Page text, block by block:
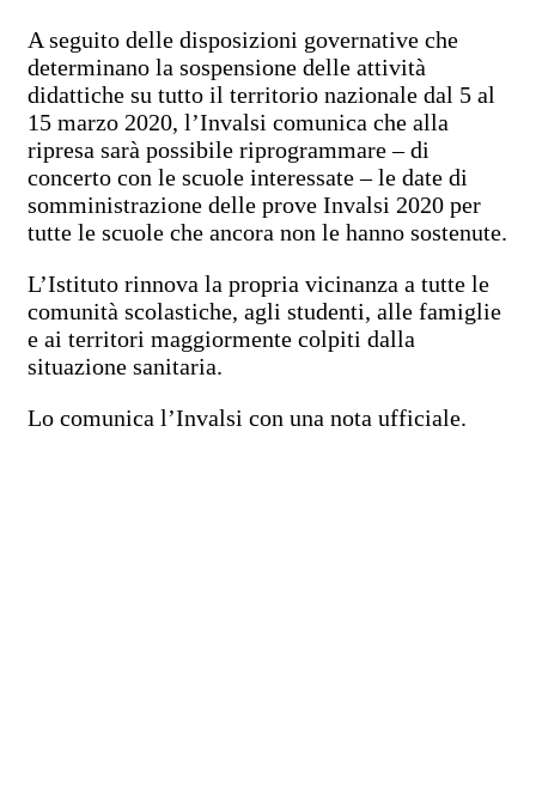
A seguito delle disposizioni governative che
determinano la sospensione delle attività
didattiche su tutto il territorio nazionale dal 5 al
15 marzo 2020, l’Invalsi comunica che alla
ripresa sarà possibile riprogrammare – di
concerto con le scuole interessate – le date di
somministrazione delle prove Invalsi 2020 per
tutte le scuole che ancora non le hanno sostenute.
L’Istituto rinnova la propria vicinanza a tutte le
comunità scolastiche, agli studenti, alle famiglie
e ai territori maggiormente colpiti dalla
situazione sanitaria.
Lo comunica l’Invalsi con una nota ufficiale.